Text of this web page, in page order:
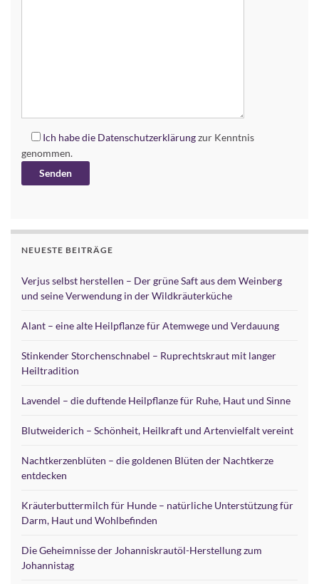
Ich habe die Datenschutzerklärungzur Kenntnis
genommen.
NEUESTE BEITRÄGE
Verjus selbst herstellen – Der grüne Saft aus dem Weinberg
und seine Verwendung in der Wildkräuterküche
Alant – eine alte Heilpflanze für Atemwege und Verdauung
Stinkender Storchenschnabel – Ruprechtskraut mit langer
Heiltradition
Lavendel – die duftende Heilpflanze für Ruhe, Haut und Sinne
Blutweiderich – Schönheit, Heilkraft und Artenvielfalt vereint
Nachtkerzenblüten – die goldenen Blüten der Nachtkerze
entdecken
Kräuterbuttermilch für Hunde – natürliche Unterstützung für
Darm, Haut und Wohlbefinden
Die Geheimnisse der Johanniskrautöl-Herstellung zum
Johannistag